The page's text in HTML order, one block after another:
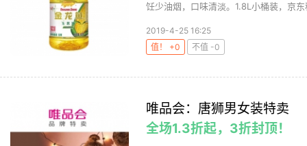
饪少油烟，口味清淡。1.8L小桶装，京
2019-4-25 16:25
值！ +0
不值 -0
唯品会：唐狮男女装特卖
全场1.3折起，3折封顶！